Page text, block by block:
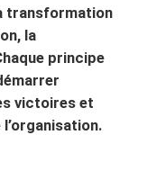
transformation
la
principe
victoires et
l’organisation.